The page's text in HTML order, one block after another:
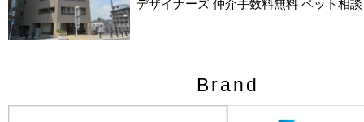
デザイナーズ 仲介手数料無料 ペット相
Brand